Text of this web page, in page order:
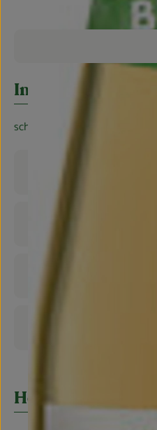
Entdecke
Info
schmeckt in Sekt, Süßspeisen
Herkunft